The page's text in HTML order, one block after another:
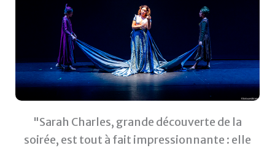
"Sarah Charles, grande découverte de la
soirée, est tout à fait impressionnante : elle